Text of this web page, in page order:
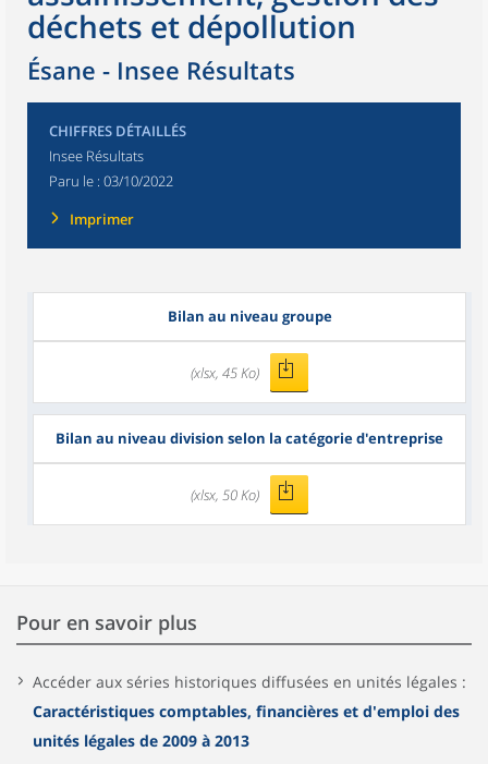
déchets et dépollution
Ésane - Insee Résultats
CHIFFRES DÉTAILLÉS
Insee Résultats
Paru le : 03/10/2022
Imprimer
Bilan au niveau groupe
(xlsx, 45 Ko)
Bilan au niveau division selon la catégorie d'entreprise
(xlsx, 50 Ko)
Pour en savoir plus
Accéder aux séries historiques diffusées en unités légales :
Caractéristiques comptables, financières et d'emploi des
unités légales de 2009 à 2013